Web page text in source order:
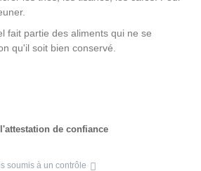
fait partie des aliments qui ne se
qu'il soit bien conservé.
de confiance
soumis à un contrôle